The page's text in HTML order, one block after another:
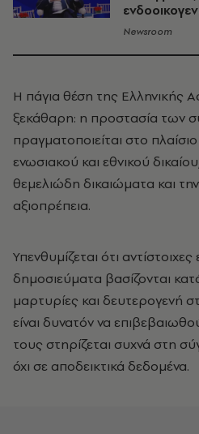
Newsroom
Η πάγια θέση της Ελληνικής
ξεκάθαρη: η προστασία των
πραγματοποιείται στο
ενωσιακού και εθνικού
θεμελιώδη δικαιώματα και
αξιοπρέπεια.
Υπενθυμίζεται ότι αντίστοιχες
δημοσιεύματα βασίζονται
μαρτυρίες και δευτερογενή
είναι δυνατόν να
τους στηρίζεται συχνά στη
όχι σε αποδεικτικά δεδομένα.